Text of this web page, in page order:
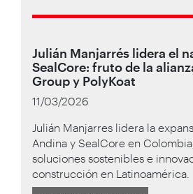
Julián Manjarrés lidera el
SealCore: fruto de la
Group y PolyKoat
11/03/2026
Julián Manjarres lidera la
Andina y SealCore en
soluciones sostenibles e
construcción en Latinoamérica.